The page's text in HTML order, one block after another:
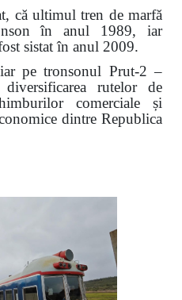
că ultimul tren de marfă
în anul 1989, iar
sistat în anul 2009.
pe tronsonul Prut-2 –
rutelor de
comerciale și
dintre Republica